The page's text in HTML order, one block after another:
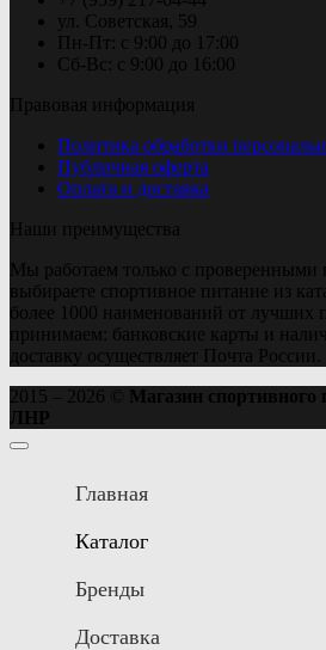
ул. Советская, 59
Пн-Пт: с 9:00 до 17:00
Сб-Вс: с 9:00 до 16:00
Правовая информация
Политика обработки
Публичная оферта
Оплата и доставка
Наши преимущества
Мы работаем только с
выбираете спортивное питание из
более 1000 наименований от лучших
принимаем: банковские карты и
доставку осуществляет Почта России.
2015 – 2026 ©
Магазин спортивного
ЛНР
Главная
Каталог
Бренды
Доставка